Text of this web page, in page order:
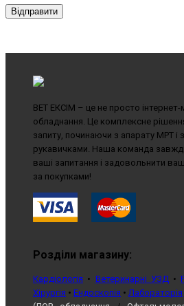
Відправити
ВЕТ ЕКСІМ – це не просто
обладнання. Це комплексне
запиту, починаючи з апарату МРТ і
рукавичками. Наша команда
ваші запитання і задовольнити
за покупками!
Розділи магазину:
Кардіологія • Ветеринарні УЗД•
Хірургія • Ендоскопія • Лабораторія